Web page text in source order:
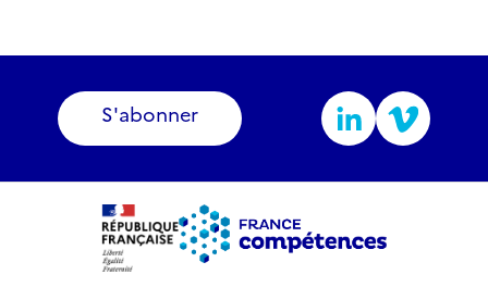
S'abonner